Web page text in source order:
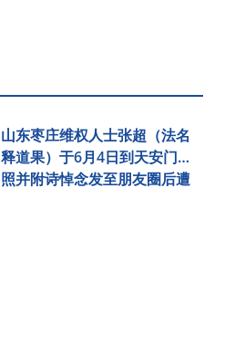
山东枣庄维权人士张超（法名
释道果）于6月4日到天安门拍
照并附诗悼念发至朋友圈后遭